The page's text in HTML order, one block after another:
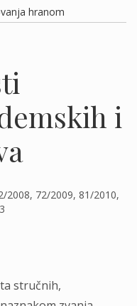
hranom
i
2008, 72/2009, 81/2010,
stručnih,